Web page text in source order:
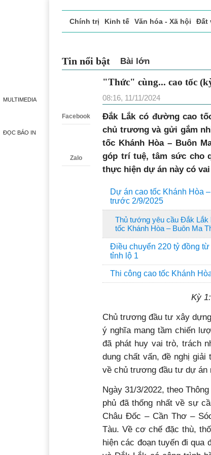
MULTIMEDIA
ĐỌC BÁO IN
Chính trị Kinh tế Văn hóa - Xã hội Đất
Tin nổi bật Bài lớn
Facebook
Zalo
"Thức" cùng... cao tốc
08:16, 11/11/2024
Đắk Lắk có đường cao
chủ trương và gửi gắm
tốc Khánh Hòa – Buôn
góp trí tuệ, tâm sức cho
thực hiện dự án này có
Dự án cao tốc Khánh Hòa
trước 2/9/2025
Thủ tướng yêu cầu Đắk Lắk
tốc Khánh Hòa – Buôn Ma
Điều chuyển 220 tỷ đồng
tỉnh lộ 1
Thi công cao tốc Khánh
Kỳ
Chủ trương đầu tư xây
ý nghĩa mang tầm chiến
đã phát huy vai trò, trách
dung chất vấn, đề nghị
về chủ trương đầu tư dự án
Ngày 31/3/2022, theo
phủ đã thống nhất về sự
Châu Đốc – Cần Thơ –
Tàu. Về cơ chế đặc thù,
hiện các đoạn tuyến đi qua